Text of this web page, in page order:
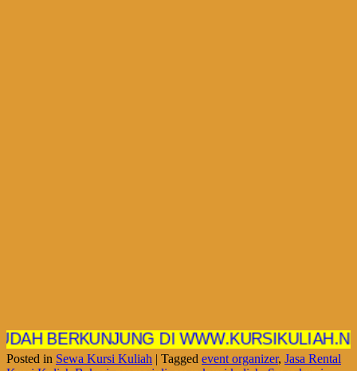
DI WWW.KURSIKULIAH.NET
Posted in Sewa Kursi Kuliah | Tagged event organizer, Jasa Rental